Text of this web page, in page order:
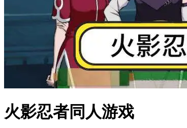
火影忍者同人游戏